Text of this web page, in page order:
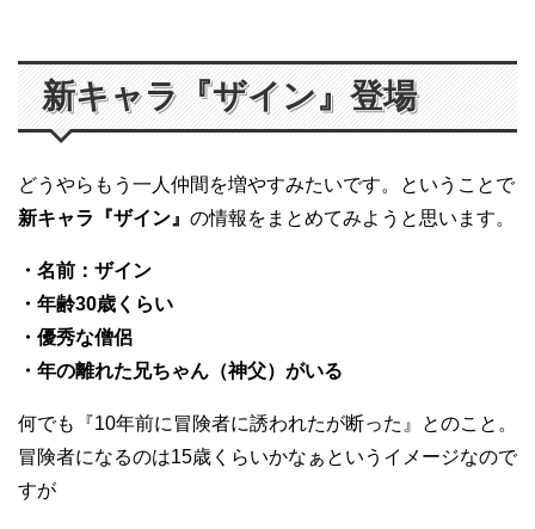
新キャラ『ザイン』登場
どうやらもう一人仲間を増やすみたいです。ということで
新キャラ『ザイン』 の情報をまとめてみようと思います。
・名前：ザイン
・年齢30歳くらい
・優秀な僧侶
・年の離れた兄ちゃん（神父）がいる
何でも『10年前に冒険者に誘われたが断った』とのこと。
冒険者になるのは15歳くらいかなぁというイメージなので
すが